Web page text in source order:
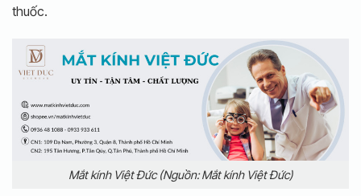
thuốc.
Mắt kính Việt Đức (Nguồn: Mắt kính Việt Đức)